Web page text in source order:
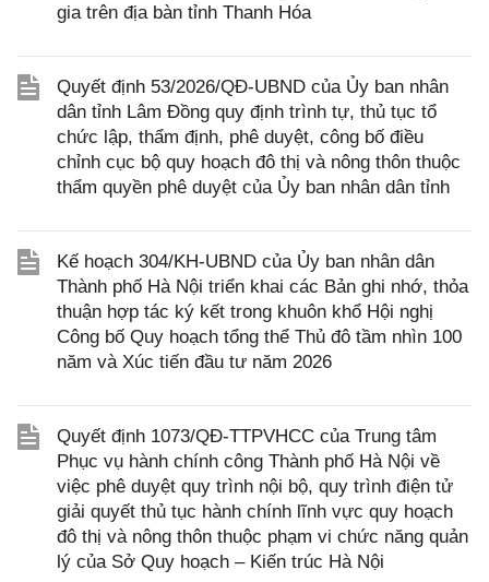
gia trên địa bàn tỉnh Thanh Hóa
Quyết định 53/2026/QĐ-UBND của Ủy ban nhân
dân tỉnh Lâm Đồng quy định trình tự, thủ tục tổ
chức lập, thẩm định, phê duyệt, công bố điều
chỉnh cục bộ quy hoạch đô thị và nông thôn thuộc
thẩm quyền phê duyệt của Ủy ban nhân dân tỉnh
Kế hoạch 304/KH-UBND của Ủy ban nhân dân
Thành phố Hà Nội triển khai các Bản ghi nhớ, thỏa
thuận hợp tác ký kết trong khuôn khổ Hội nghị
Công bố Quy hoạch tổng thể Thủ đô tầm nhìn 100
năm và Xúc tiến đầu tư năm 2026
Quyết định 1073/QĐ-TTPVHCC của Trung tâm
Phục vụ hành chính công Thành phố Hà Nội về
việc phê duyệt quy trình nội bộ, quy trình điện tử
giải quyết thủ tục hành chính lĩnh vực quy hoạch
đô thị và nông thôn thuộc phạm vi chức năng quản
lý của Sở Quy hoạch – Kiến trúc Hà Nội